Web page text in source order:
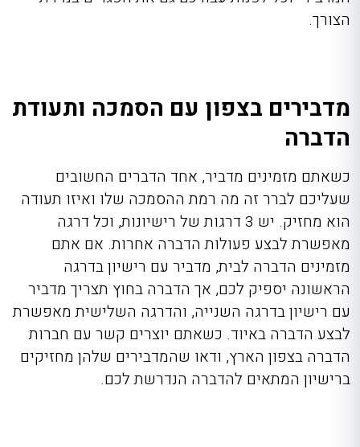
הצורך.
מדבירים בצפון עם הסמכה ותעודת
הדברה
כשאתם מזמינים מדביר, אחד הדברים החשובים
שעליכם לברר זה מה רמת ההסמכה שלו ואיזו תעודה
הוא מחזיק. יש 3 דרגות של רישיונות, וכל דרגה
מאפשרת לבצע פעולות הדברה אחרות. אם אתם
מזמינים הדברה לבית, מדביר עם רישיון בדרגה
הראשונה יספיק לכם, אך הדברה בחוץ תצריך מדביר
עם רישיון בדרגה השנייה, והדרגה השלישית מאפשרת
לבצע הדברה באיוד. כשאתם יוצרים קשר עם חברות
הדברה בצפון הארץ, ודאו שהמדבירים שלהן מחזיקים
ברישיון המתאים להדברה הנדרשת לכם.